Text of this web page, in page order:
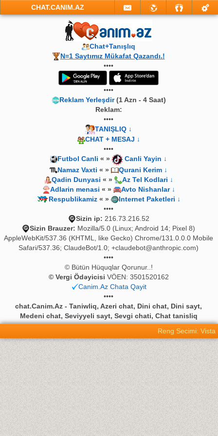
CHAT.CANIM.AZ
Chat+Tanışlıq
N=1 Saytımız Mükafat Qazandı.!
••••
••••
Reklam Yerleşdir(1 Azn - 4 Saat)
Reklam:
••••
TANIŞLIQ ↓
CHAT + MESAJ ↓
••••
Futbol Canli « »
Canli Yayin ↓
Namaz Vaxti « »
Qurani Kerim ↓
Qadin Dunyasi « »
Az Tel Kodlari ↓
Adlarin menasi « »
Avto Nishanlar ↓
Respublikamiz« »
Internet Paketleri ↓
••••
Sizin ip: 216.73.216.52
Sizin Brauzer: Mozilla/5.0 (Linux; Android 14; Pixel 8)
AppleWebKit/537.36 (KHTML, like Gecko) Chrome/131.0.0.0 Mobile
Safari/537.36; ClaudeBot/1.0; +claudebot@anthropic.com)
••••
© Bütün Hüquqlar Qorunur..!
© Vergi Ödəyicisi VÖEN: 3501520162
Canim.Az Chata Qayit
••••
chat.Canim.Az - Taniwliq, Azeri chat, Dini chat, Dini sayt,
Medeni chat, Seviyyeli sayt, Sevgi chati, Chat tanisliq
Reng Secimi: Vista